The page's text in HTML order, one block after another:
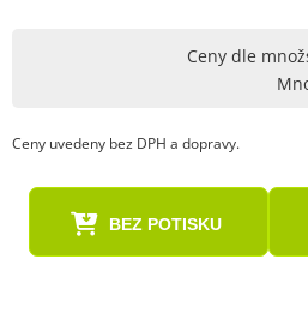
Ceny dle
Ceny uvedeny bez DPH a dopravy.
BEZ POTISKU